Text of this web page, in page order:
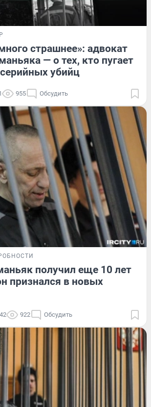
страшнее»: адвокат
— о тех, кто пугает
убийц
955 Обсудить
получил еще 10 лет
признался в новых
922 Обсудить